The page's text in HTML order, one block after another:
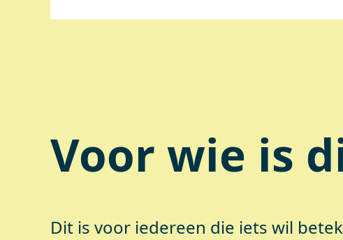
Voor wie is
Dit is voor iedereen die iets wil